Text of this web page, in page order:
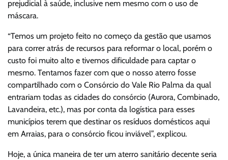
prejudicial à saúde, inclusive nem mesmo com o uso de
máscara.
“Temos um projeto feito no começo da gestão que usamos
para correr atrás de recursos para reformar o local, porém o
custo foi muito alto e tivemos dificuldade para captar o
mesmo. Tentamos fazer com que o nosso aterro fosse
compartilhado com o Consórcio do Vale Rio Palma da qual
entrariam todas as cidades do consórcio (Aurora, Combinado,
Lavandeira, etc.), mas por conta da logística para esses
municípios terem que destinar os resíduos domésticos aqui
em Arraias, para o consórcio ficou inviável”, explicou.
Hoje, a única maneira de ter um aterro sanitário decente seria